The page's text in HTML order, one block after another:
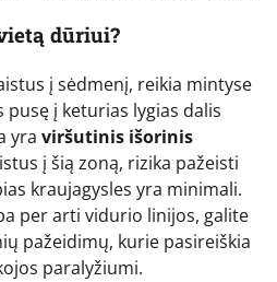
dūriui?
į sėdmenį, reikia mintyse
į keturias lygias dalis
yra viršutinis išorinis
į šią zoną, rizika pažeisti
kraujagysles yra minimali.
per arti vidurio linijos, galite
pažeidimų, kurie pasireiškia
paralyžiumi.